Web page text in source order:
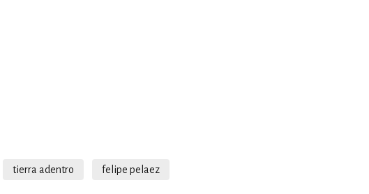
tierra adentro felipe pelaez